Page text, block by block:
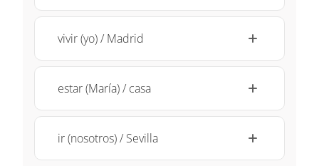
vivir (yo) / Madrid
estar (María) / casa
ir (nosotros) / Sevilla